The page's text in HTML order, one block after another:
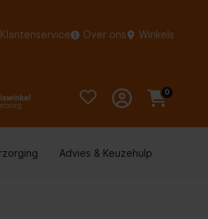
Klantenservice Over ons Winkels
0
Advies & Keuzehulp